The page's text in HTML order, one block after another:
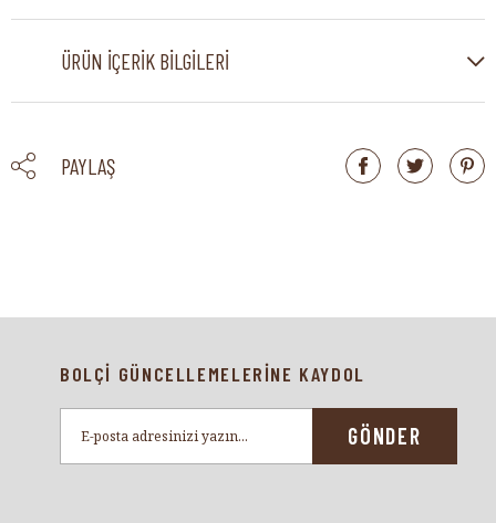
ÜRÜN İÇERIK BILGILERI
PAYLAŞ
BOLÇİ GÜNCELLEMELERİNE KAYDOL
GÖNDER